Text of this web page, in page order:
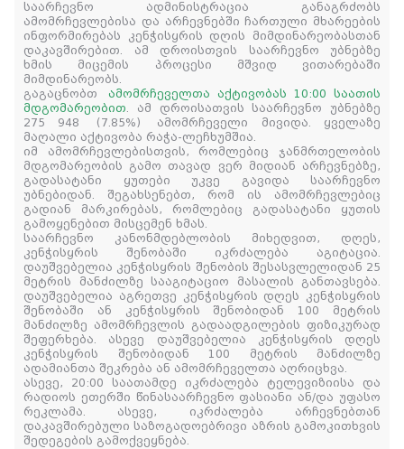
საარჩევნო ადმინისტრაცია განაგრძობს
ამომრჩევლებისა და არჩევნებში ჩართული მხარეების
ინფორმირებას კენჭისყრის დღის მიმდინარეობასთან
დაკავშირებით. ამ დროისთვის საარჩევნო უბნებზე
ხმის მიცემის პროცესი მშვიდ ვითარებაში
მიმდინარეობს.
გაგაცნობთ ამომრჩეველთა აქტივობას 10:00 საათის
მდგომარეობით. ამ დროისათვის საარჩევნო უბნებზე
275 948 (7.85%) ამომრჩეველი მივიდა. ყველაზე
მაღალი აქტივობა რაჭა-ლეჩხუმშია.
იმ ამომრჩევლებისთვის, რომლებიც ჯანმრთელობის
მდგომარეობის გამო თავად ვერ მიდიან არჩევნებზე,
გადასატანი ყუთები უკვე გავიდა საარჩევნო
უბნებიდან. შეგახსენებთ, რომ ის ამომრჩევლებიც
გადიან მარკირებას, რომლებიც გადასატანი ყუთის
გამოყენებით მისცემენ ხმას.
საარჩევნო კანონმდებლობის მიხედვით, დღეს,
კენჭისყრის შენობაში იკრძალება აგიტაცია.
დაუშვებელია კენჭისყრის შენობის შესასვლელიდან 25
მეტრის მანძილზე სააგიტაციო მასალის განთავსება.
დაუშვებელია აგრეთვე კენჭისყრის დღეს კენჭისყრის
შენობაში ან კენჭისყრის შენობიდან 100 მეტრის
მანძილზე ამომრჩევლის გადაადგილების ფიზიკურად
შეფერხება. ასევე დაუშვებელია კენჭისყრის დღეს
კენჭისყრის შენობიდან 100 მეტრის მანძილზე
ადამიანთა შეკრება ან ამომრჩეველთა აღრიცხვა.
ასევე, 20:00 საათამდე იკრძალება ტელევიზიისა და
რადიოს ეთერში წინასაარჩევნო ფასიანი ან/და უფასო
რეკლამა. ასევე, იკრძალება არჩევნებთან
დაკავშირებული საზოგადოებრივი აზრის გამოკითხვის
შედეგების გამოქვეყნება.